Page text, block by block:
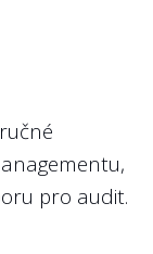
i vláda, což
a
státu
pro audit.